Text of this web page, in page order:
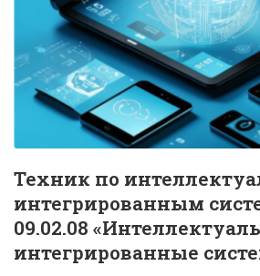
Техник по
интегрированным
09.02.08
интегрированные